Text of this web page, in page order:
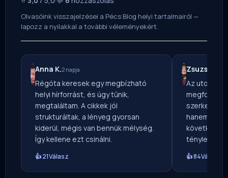
Olvasóink visszajelzései a Pécs Blog helyi tartalmairól —
lapozz a nyilakkal a további véleményekért.
Anna K.2 napja
Régóta keresek egy megbízható
helyi hírforrást, és úgy tűnik,
megtaláltam. A cikkek jól
strukturáltak, a lényeg gyorsan
kiderül, mégis van bennük mélység.
Így kellene ezt csinálni.
👍 21Válasz
Zsuzsa T.
Az utolsó
megfogott.
hanem a
tényleg van
👍 84Válasz